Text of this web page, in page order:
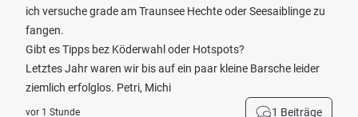
ich versuche grade am Traunsee Hechte oder Seesaiblinge zu
fangen.
Gibt es Tipps bez Köderwahl oder Hotspots?
Letztes Jahr waren wir bis auf ein paar kleine Barsche leider
ziemlich erfolglos. Petri, Michi
vor 1 Stunde 1 Beiträge